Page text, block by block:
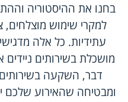
בחנו את ההיסטוריה
למקרי שימוש מוצלחים,
עתידיות. כל אלה
מושכלת בשירותים ניידים
דבר, השקעה בשירותים
ומבטיחה שהאירוע שלכם